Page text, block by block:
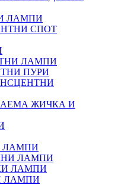
ЛАМПИ
СПОТ
ЛАМПИ
ПУРИ
ЖИЧКА И
ЛАМПИ
ЛАМПИ
ЛАМПИ
ЛАМПИ